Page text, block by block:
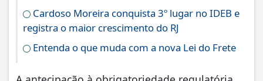
Cardoso Moreira conquista 3º lugar no IDEB e
registra o maior crescimento do RJ
Entenda o que muda com a nova Lei do Frete